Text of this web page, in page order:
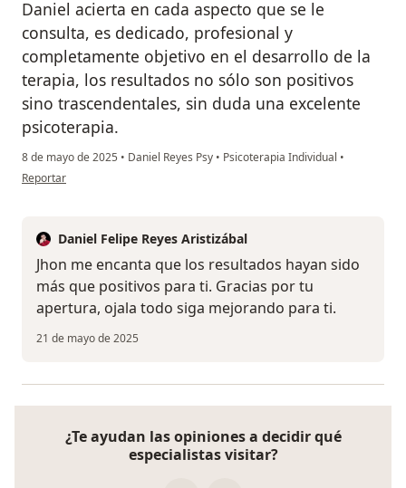
Daniel acierta en cada aspecto que se le
consulta, es dedicado, profesional y
completamente objetivo en el desarrollo de la
terapia, los resultados no sólo son positivos
sino trascendentales, sin duda una excelente
psicoterapia.
8 de mayo de 2025 • Daniel Reyes Psy • Psicoterapia Individual •
en opinión del usuario Jhon Orjuela
Reportar
Daniel Felipe Reyes Aristizábal
Jhon me encanta que los resultados hayan sido
más que positivos para ti. Gracias por tu
apertura, ojala todo siga mejorando para ti.
21 de mayo de 2025
¿Te ayudan las opiniones a decidir qué
especialistas visitar?